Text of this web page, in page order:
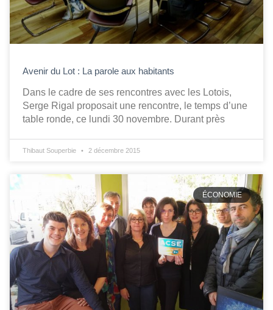
Avenir du Lot : La parole aux habitants
Dans le cadre de ses rencontres avec les Lotois,
Serge Rigal proposait une rencontre, le temps d’une
table ronde, ce lundi 30 novembre. Durant près
Thibaut Souperbie 2 décembre 2015
ÉCONOMIE